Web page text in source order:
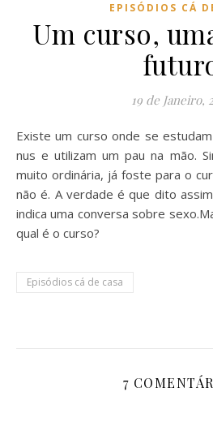
EPISÓDIOS CÁ
Um curso,
19 de Janeiro,
Existe um curso onde se estudam os homens que andam
nus e utilizam um pau na mão.
muito ordinária, já foste para o
não é. A verdade é que dito
indica uma conversa sobre
qual é o curso?
Episódios cá de casa
7